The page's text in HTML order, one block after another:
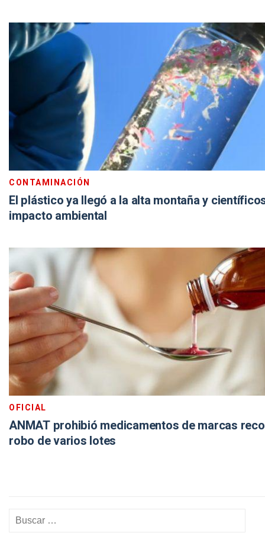
CONTAMINACIÓN
El plástico ya llegó a la alta montaña y
impacto ambiental
OFICIAL
ANMAT prohibió medicamentos de marcas
robo de varios lotes